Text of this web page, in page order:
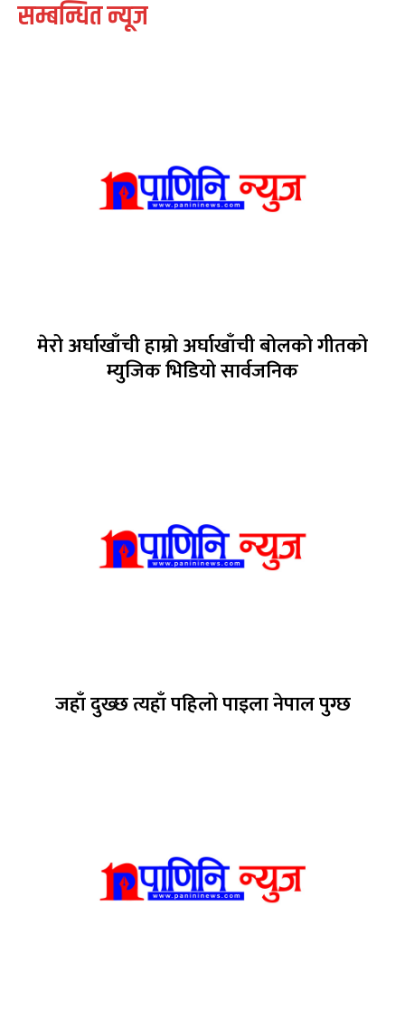
सम्बन्धित न्यूज
मेरो अर्घाखाँची हाम्रो अर्घाखाँची बोलको गीतको
म्युजिक भिडियो सार्वजनिक
जहाँ दुख्छ त्यहाँ पहिलो पाइला नेपाल पुग्छ